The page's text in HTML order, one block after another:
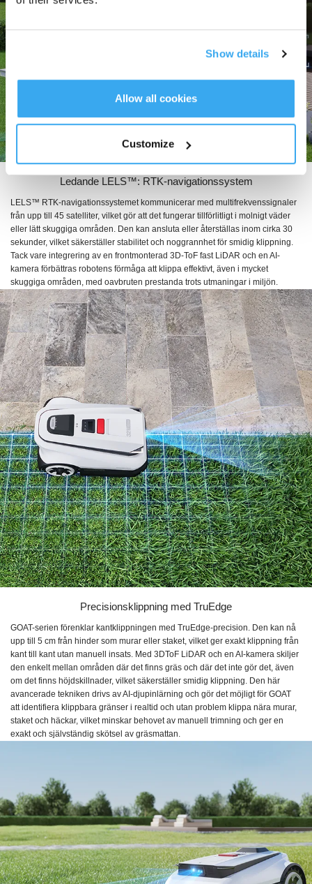
Show details
Allow all cookies
Customize
Ledande LELS™: RTK-navigationssystem
LELS™ RTK-navigationssystemet kommunicerar med multifrekvenssignaler
från upp till 45 satelliter, vilket gör att det fungerar tillförlitligt i molnigt väder
eller lätt skuggiga områden. Den kan ansluta eller återställas inom cirka 30
sekunder, vilket säkerställer stabilitet och noggrannhet för smidig klippning.
Tack vare integrering av en frontmonterad 3D-ToF fast LiDAR och en AI-
kamera förbättras robotens förmåga att klippa effektivt, även i mycket
skuggiga områden, med oavbruten prestanda trots utmaningar i miljön.
Precisionsklippning med TruEdge
GOAT-serien förenklar kantklippningen med TruEdge-precision. Den kan nå
upp till 5 cm från hinder som murar eller staket, vilket ger exakt klippning från
kant till kant utan manuell insats. Med 3DToF LiDAR och en AI-kamera skiljer
den enkelt mellan områden där det finns gräs och där det inte gör det, även
om det finns höjdskillnader, vilket säkerställer smidig klippning. Den här
avancerade tekniken drivs av AI-djupinlärning och gör det möjligt för GOAT
att identifiera klippbara gränser i realtid och utan problem klippa nära murar,
staket och häckar, vilket minskar behovet av manuell trimning och ger en
exakt och självständig skötsel av gräsmattan.